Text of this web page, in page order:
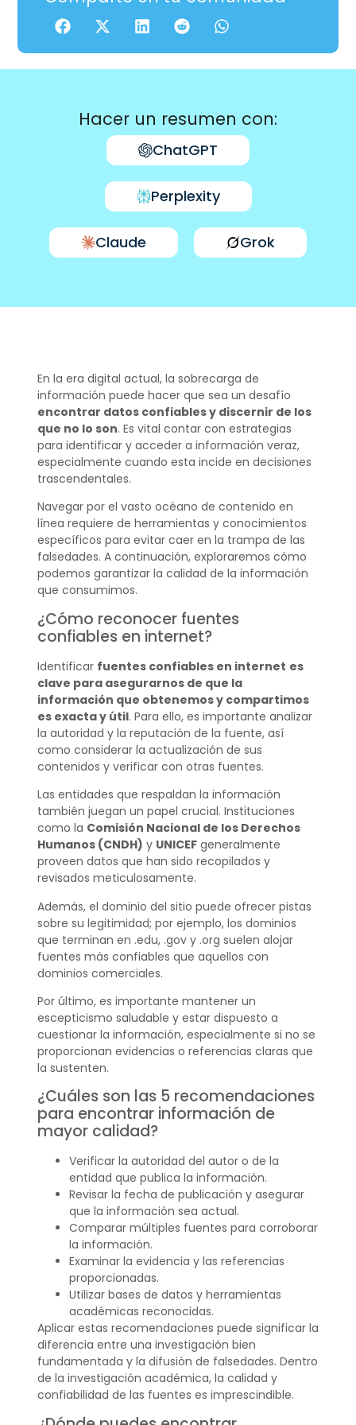
Hacer un resumen con:
ChatGPT
Perplexity
Claude Grok
En la era digital actual, la sobrecarga de
información puede hacer que sea un desafío
encontrar datos confiables y discernir de los
que no lo son. Es vital contar con estrategias
para identificar y acceder a información veraz,
especialmente cuando esta incide en decisiones
trascendentales.
Navegar por el vasto océano de contenido en
línea requiere de herramientas y conocimientos
específicos para evitar caer en la trampa de las
falsedades. A continuación, exploraremos cómo
podemos garantizar la calidad de la información
que consumimos.
¿Cómo reconocer fuentes
confiables en internet?
Identificar fuentes confiables en internet es
clave para asegurarnos de que la
información que obtenemos y compartimos
es exacta y útil. Para ello, es importante analizar
la autoridad y la reputación de la fuente, así
como considerar la actualización de sus
contenidos y verificar con otras fuentes.
Las entidades que respaldan la información
también juegan un papel crucial. Instituciones
como la Comisión Nacional de los Derechos
Humanos (CNDH) y UNICEFgeneralmente
proveen datos que han sido recopilados y
revisados meticulosamente.
Además, el dominio del sitio puede ofrecer pistas
sobre su legitimidad; por ejemplo, los dominios
que terminan en .edu, .gov y .org suelen alojar
fuentes más confiables que aquellos con
dominios comerciales.
Por último, es importante mantener un
escepticismo saludable y estar dispuesto a
cuestionar la información, especialmente si no se
proporcionan evidencias o referencias claras que
la sustenten.
¿Cuáles son las 5 recomendaciones
para encontrar información de
mayor calidad?
Verificar la autoridad del autor o de la
entidad que publica la información.
Revisar la fecha de publicación y asegurar
que la información sea actual.
Comparar múltiples fuentes para corroborar
la información.
Examinar la evidencia y las referencias
proporcionadas.
Utilizar bases de datos y herramientas
académicas reconocidas.
Aplicar estas recomendaciones puede significar la
diferencia entre una investigación bien
fundamentada y la difusión de falsedades. Dentro
de la investigación académica, la calidad y
confiabilidad de las fuentes es imprescindible.